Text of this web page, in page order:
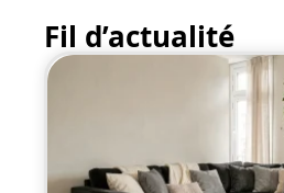
Fil d’actualité